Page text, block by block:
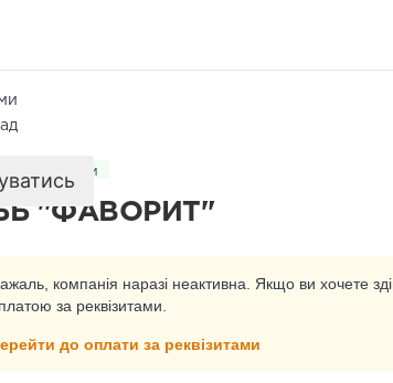
послуги
"ФАВОРИТ"
компанія наразі неактивна. Якщо ви хочете
за реквізитами.
до оплати за реквізитами